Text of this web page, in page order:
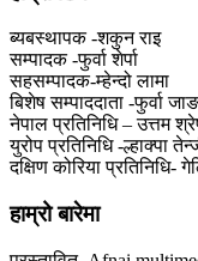
ब्यबस्थापक -शकुन राइ
सम्पादक -फुर्वा शेर्पा
सहसम्पादक-म्हेन्दो लामा
‍बिशेष सम्पाददाता -फुर्वा
नेपाल प्रतिनिधि – उत्तम
युरोप प्रतिनिधि -ल्हाक्पा
दक्षिण कोरिया प्रतिनिधि-
हाम्रो बारेमा